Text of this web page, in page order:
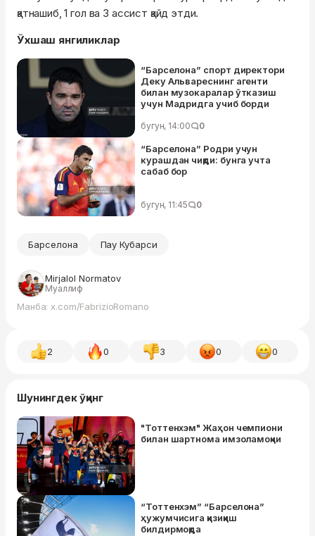
қатнашиб, 1 гол ва 3 ассист қайд этди.
Ўхшаш янгиликлар
“Барселона” спорт директори
Деку Альвареснинг агенти
билан музокаралар ўтказиш
учун Мадридга учиб борди
бугун, 14:00 0
“Барселона” Родри учун
курашдан чиқди: бунга учта
сабаб бор
бугун, 11:45 0
Барселона Пау Кубарси
Mirjalol Normatov
Муаллиф
Манба: x.com/FabrizioRomano
2 0 3 0 0
Шунингдек ўқинг
"Тоттенхэм" Жаҳон чемпиони
билан шартнома имзоламоқчи
“Тоттенхэм” “Барселона”
ҳужумчисига қизиқиш
билдирмоқда